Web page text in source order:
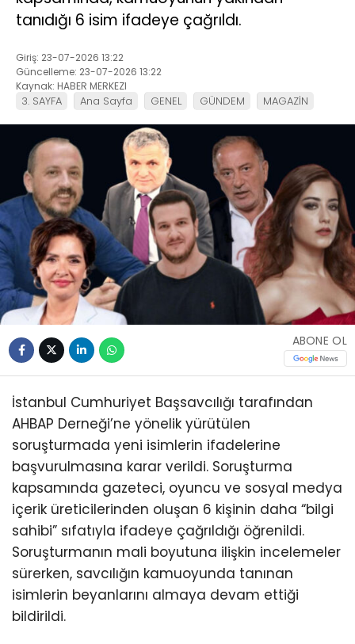
tanıdığı 6 isim ifadeye çağrıldı.
Giriş: 23-07-2026 13:22
Güncelleme: 23-07-2026 13:22
Kaynak: HABER MERKEZI
3. SAYFA Ana Sayfa GENEL GÜNDEM MAGAZİN
ABONE OL
İstanbul Cumhuriyet Başsavcılığı tarafından
AHBAP Derneği’ne yönelik yürütülen
soruşturmada yeni isimlerin ifadelerine
başvurulmasına karar verildi. Soruşturma
kapsamında gazeteci, oyuncu ve sosyal medya
içerik üreticilerinden oluşan 6 kişinin daha “bilgi
sahibi” sıfatıyla ifadeye çağrıldığı öğrenildi.
Soruşturmanın mali boyutuna ilişkin incelemeler
sürerken, savcılığın kamuoyunda tanınan
isimlerin beyanlarını almaya devam ettiği
bildirildi.